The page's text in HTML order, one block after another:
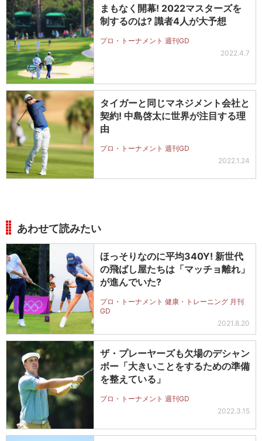
まもなく開幕! 2022マスターズを
制するのは? 識者4人が大予想
プロ・トーナメント 週刊GD
2022.4.7
タイガーと同じマネジメント会社と
契約! 中島啓太に世界が注目する理
由
プロ・トーナメント 週刊GD
2022.1.24
あわせて読みたい
ほっそりなのに平均340Y! 新世代
の飛ばし屋たちは「マッチョ離れ」
が進んでいた?
プロ・トーナメント 健康・トレーニング 月刊
GD
2021.8.20
ザ・プレーヤーズも欠場のデシャン
ボー「大きいことをするための準備
を整えている」
プロ・トーナメント 週刊GD
2022.3.15